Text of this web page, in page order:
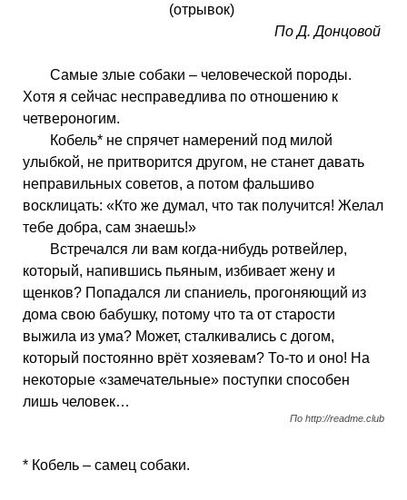
(отрывок)
По Д. Донцовой
Самые злые собаки – человеческой породы.
Хотя я сейчас несправедлива по отношению к
четвероногим.
Кобель* не спрячет намерений под милой
улыбкой, не притворится другом, не станет давать
неправильных советов, а потом фальшиво
восклицать: «Кто же думал, что так получится! Желал
тебе добра, сам знаешь!»
Встречался ли вам когда-нибудь ротвейлер,
который, напившись пьяным, избивает жену и
щенков? Попадался ли спаниель, прогоняющий из
дома свою бабушку, потому что та от старости
выжила из ума? Может, сталкивались с догом,
который постоянно врёт хозяевам? То-то и оно! На
некоторые «замечательные» поступки способен
лишь человек…
По http://readme.club
* Кобель – самец собаки.